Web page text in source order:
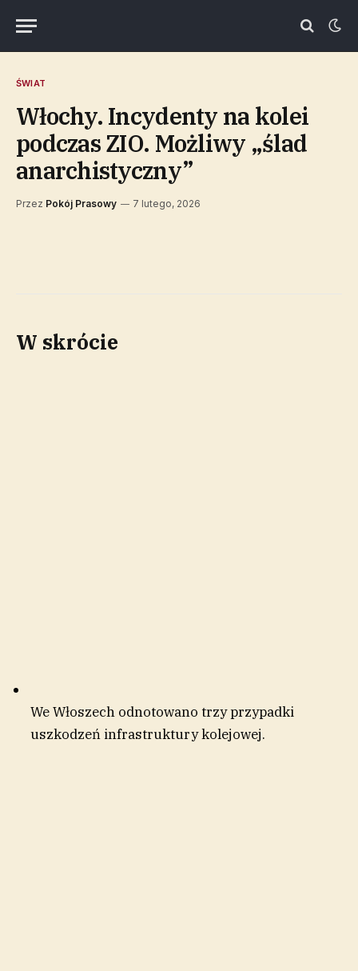
ŚWIAT
Włochy. Incydenty na kolei
podczas ZIO. Możliwy „ślad
anarchistyczny”
Przez Pokój Prasowy 7 lutego, 2026
W skrócie
We Włoszech odnotowano trzy przypadki
uszkodzeń infrastruktury kolejowej.